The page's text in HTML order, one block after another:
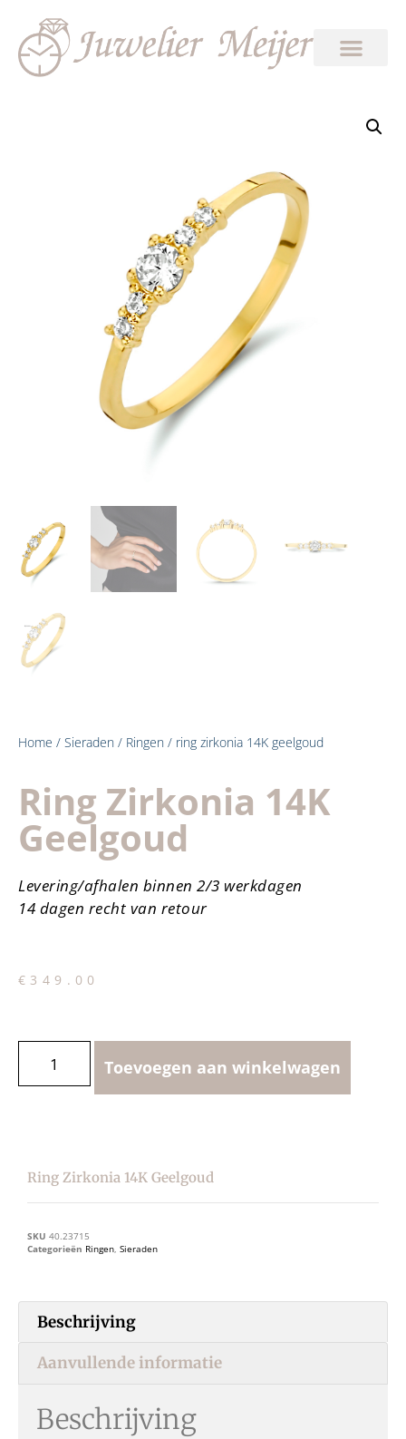
Home / Sieraden / Ringen / ring zirkonia 14K geelgoud
Ring Zirkonia 14K
Geelgoud
Levering/afhalen binnen 2/3 werkdagen
14 dagen recht van retour
€ 349.00
Toevoegen aan winkelwagen
Ring Zirkonia 14K Geelgoud
SKU 40.23715
Categorieën Ringen, Sieraden
Beschrijving
Aanvullende informatie
Beschrijving